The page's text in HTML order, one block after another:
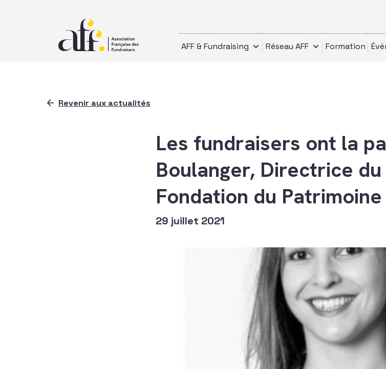
AFF & Fundraising Réseau AFF Formation
Revenir aux actualités
Les fundraisers ont la
Boulanger, Directrice
Fondation du Patrimoine
29 juillet 2021